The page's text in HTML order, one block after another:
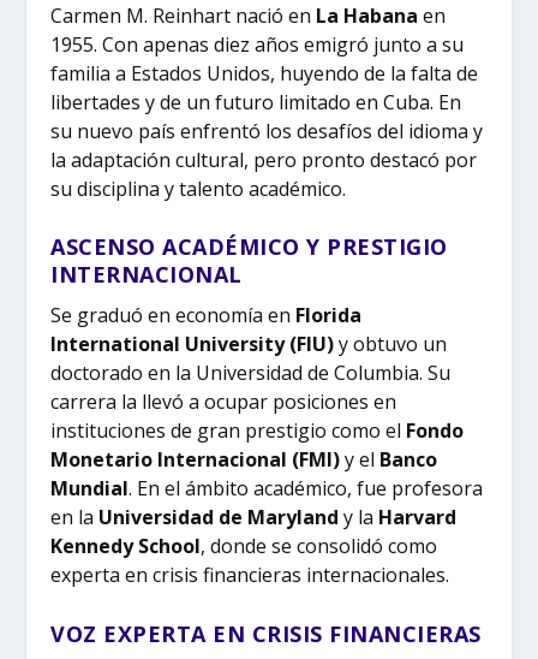
Carmen M. Reinhart nació en La Habana en
1955. Con apenas diez años emigró junto a su
familia a Estados Unidos, huyendo de la falta de
libertades y de un futuro limitado en Cuba. En
su nuevo país enfrentó los desafíos del idioma y
la adaptación cultural, pero pronto destacó por
su disciplina y talento académico.
ASCENSO ACADÉMICO Y PRESTIGIO
INTERNACIONAL
Se graduó en economía en Florida
International University (FIU)y obtuvo un
doctorado en la Universidad de Columbia. Su
carrera la llevó a ocupar posiciones en
instituciones de gran prestigio como el Fondo
Monetario Internacional (FMI)y el Banco
Mundial. En el ámbito académico, fue profesora
en la Universidad de Maryland y la Harvard
Kennedy School, donde se consolidó como
experta en crisis financieras internacionales.
VOZ EXPERTA EN CRISIS FINANCIERAS